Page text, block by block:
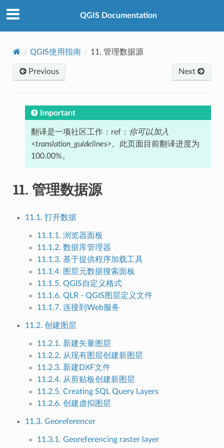
QGIS Documentation
QGIS使用指南 11. 管理数据源
Previous Next
Important
翻译是一项社区工作：ref： 你可以加入
<translation_guidelines>。此页面目前翻译进度为
100.00%。
11. 管理数据源
11.1. 打开数据
11.1.1. 浏览器面板
11.1.2. 数据库管理器
11.1.3. 基于提供程序加载工具
11.1.4. 图层元数据搜索面板
11.1.5. QGIS自定义格式
11.1.6. QLR - QGIS图层定义文件
11.1.7. 连接到Web服务
11.2. 创建图层
11.2.1. 新建矢量图层
11.2.2. 从现有图层创建新图层
11.2.3. 新建DXF文件
11.2.4. 从剪贴板创建新图层
11.2.5. Creating SQL Query Layers
11.2.6. 创建虚拟图层
11.3. Georeferencer
11.3.1. Georeferencing raster layer